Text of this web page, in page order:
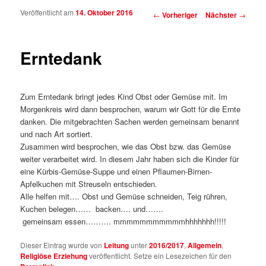
Beitragsnavigation
← Vorheriger Nächster →
Erntedank
Veröffentlicht am14. Oktober 2016
Zum Erntedank bringt jedes Kind Obst oder Gemüse mit. Im
Morgenkreis wird dann besprochen, warum wir Gott für die Ernte
danken. Die mitgebrachten Sachen werden gemeinsam benannt
und nach Art sortiert.
Zusammen wird besprochen, wie das Obst bzw. das Gemüse
weiter verarbeitet wird. In diesem Jahr haben sich die Kinder für
eine Kürbis-Gemüse-Suppe und einen Pflaumen-Birnen-
Apfelkuchen mit Streuseln entschieden.
Alle helfen mit…. Obst und Gemüse schneiden, Teig rühren,
Kuchen belegen…… backen…. und…….
gemeinsam essen………. mmmmmmmmmmmhhhhhhh!!!!!
Dieser Eintrag wurde von Leitungunter2016/2017,Allgemein,
Religiöse Erziehungveröffentlicht. Setze ein Lesezeichen für den